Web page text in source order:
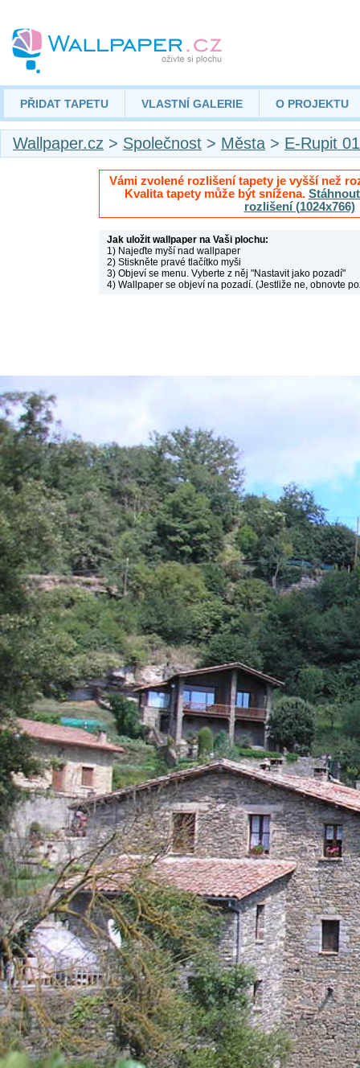
PŘIDAT TAPETU VLASTNÍ GALERIE O PROJEKTU
Wallpaper.cz > Společnost > Města > E-Rupit 01
Vámi zvolené rozlišení tapety je vyšší než
Kvalita tapety může být snížena.
rozlišení (1024x766)
Jak uložit wallpaper na Vaši plochu:
1) Najeďte myší nad wallpaper
2) Stiskněte pravé tlačítko myši
3) Objeví se menu. Vyberte z něj "Nastavit jako pozadí"
4) Wallpaper se objeví na pozadí. (Jestliže ne, obnovte